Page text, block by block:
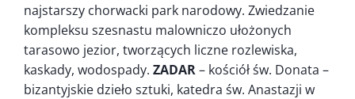
najstarszy chorwacki park narodowy. Zwiedzanie
kompleksu szesnastu malowniczo ułożonych
tarasowo jezior, tworzących liczne rozlewiska,
kaskady, wodospady. ZADAR– kościół św. Donata –
bizantyjskie dzieło sztuki, katedra św. Anastazji w